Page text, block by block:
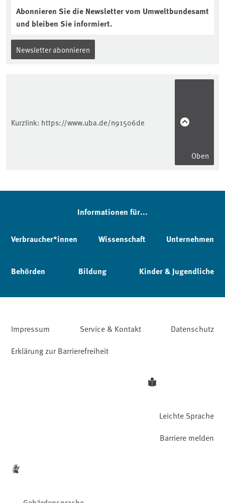
Abonnieren Sie die Newsletter vom Umweltbundesamt
und bleiben Sie informiert.
Newsletter abonnieren
Kurzlink: https://www.uba.de/n91506de
Oben
Informationen für...
Verbraucher*innen Wissenschaft Unternehmen
Behörden Bildung Kinder & Jugendliche
Impressum Service & Kontakt
Datenschutz
Erklärung zur Barrierefreiheit
Leichte Sprache
Barriere melden